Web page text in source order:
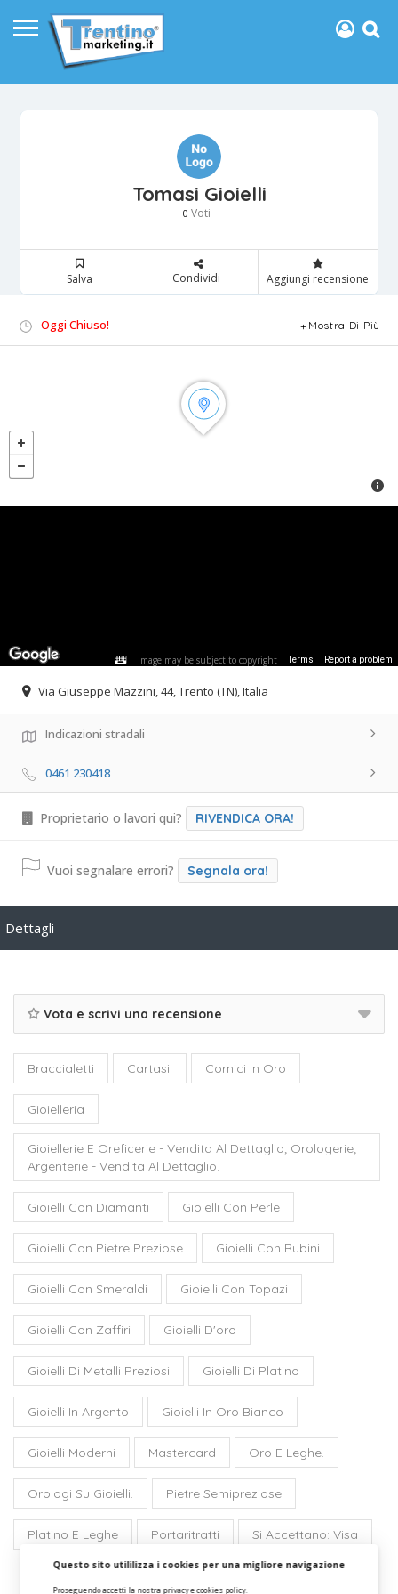
Tomasi Gioielli
0 Voti
Salva Condividi Aggiungi recensione
Oggi Chiuso! Mostra Di Più
Image may be subject to copyright Terms Report a problem
Via Giuseppe Mazzini, 44, Trento (TN), Italia
Indicazioni stradali
0461 230418
Proprietario o lavori qui? RIVENDICA ORA!
Vuoi segnalare errori? Segnala ora!
Dettagli
Vota e scrivi una recensione
Braccialetti Cartasi. Cornici In Oro
Gioielleria
Gioiellerie E Oreficerie - Vendita Al Dettaglio; Orologerie;
Argenterie - Vendita Al Dettaglio.
Gioielli Con Diamanti Gioielli Con Perle
Gioielli Con Pietre Preziose Gioielli Con Rubini
Gioielli Con Smeraldi Gioielli Con Topazi
Gioielli Con Zaffiri Gioielli D'oro
Gioielli Di Metalli Preziosi Gioielli Di Platino
Gioielli In Argento Gioielli In Oro Bianco
Gioielli Moderni Mastercard Oro E Leghe.
Orologi Su Gioielli. Pietre Semipreziose
Platino E Leghe Portaritratti Si Accettano: Visa
Questo sito utililizza i cookies per una migliore navigazione
Proseguendo accetti la nostra privacy e cookies policy.